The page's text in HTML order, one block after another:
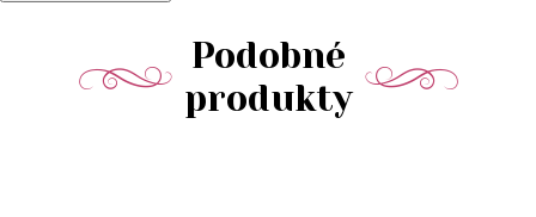
Podobné
produkty